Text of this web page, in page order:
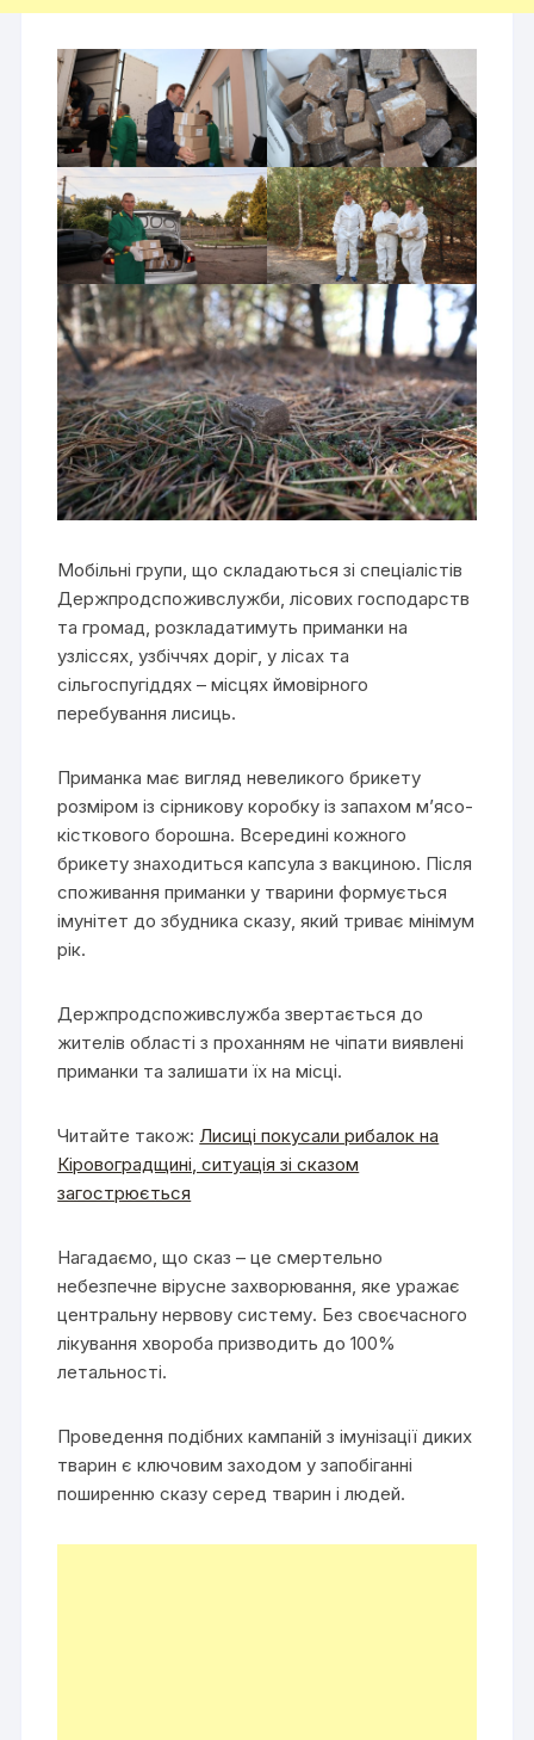
Мобільні групи, що складаються зі спеціалістів
Держпродспоживслужби, лісових господарств
та громад, розкладатимуть приманки на
узліссях, узбіччях доріг, у лісах та
сільгоспугіддях – місцях ймовірного
перебування лисиць.
Приманка має вигляд невеликого брикету
розміром із сірникову коробку із запахом м’ясо-
кісткового борошна. Всередині кожного
брикету знаходиться капсула з вакциною. Після
споживання приманки у тварини формується
імунітет до збудника сказу, який триває мінімум
рік.
Держпродспоживслужба звертається до
жителів області з проханням не чіпати виявлені
приманки та залишати їх на місці.
Читайте також: Лисиці покусали рибалок на
Кіровоградщині, ситуація зі сказом
загострюється
Нагадаємо, що сказ – це смертельно
небезпечне вірусне захворювання, яке уражає
центральну нервову систему. Без своєчасного
лікування хвороба призводить до 100%
летальності.
Проведення подібних кампаній з імунізації диких
тварин є ключовим заходом у запобіганні
поширенню сказу серед тварин і людей.